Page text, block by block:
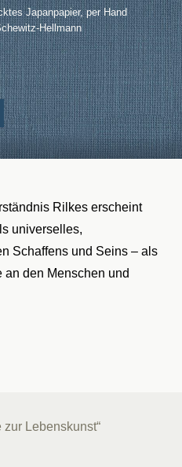
Japanpapier, per Hand
Hellmann
Rilkes erscheint
universelles,
Schaffens und Seins – als
an den Menschen und
zur Lebenskunst“